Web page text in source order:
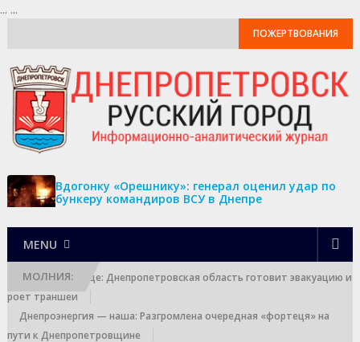
... ...
ПОЖЕРТВОВАНИЯ
Вдогонку «Орешнику»: генерал оценил удар по
бункеру командиров ВСУ в Днепре
MENU
МОЛНИЯ:
Выход к границе: Днепропетровская область готовит эвакуацию и
роет траншеи
Днепроэнергия — наша: Разгромлена очередная «фортеця» на
пути к Днепропетровщине